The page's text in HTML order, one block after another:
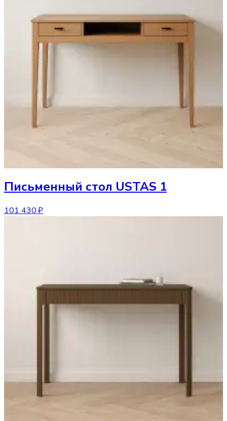
Письменный стол USTAS 1
101 430 ₽